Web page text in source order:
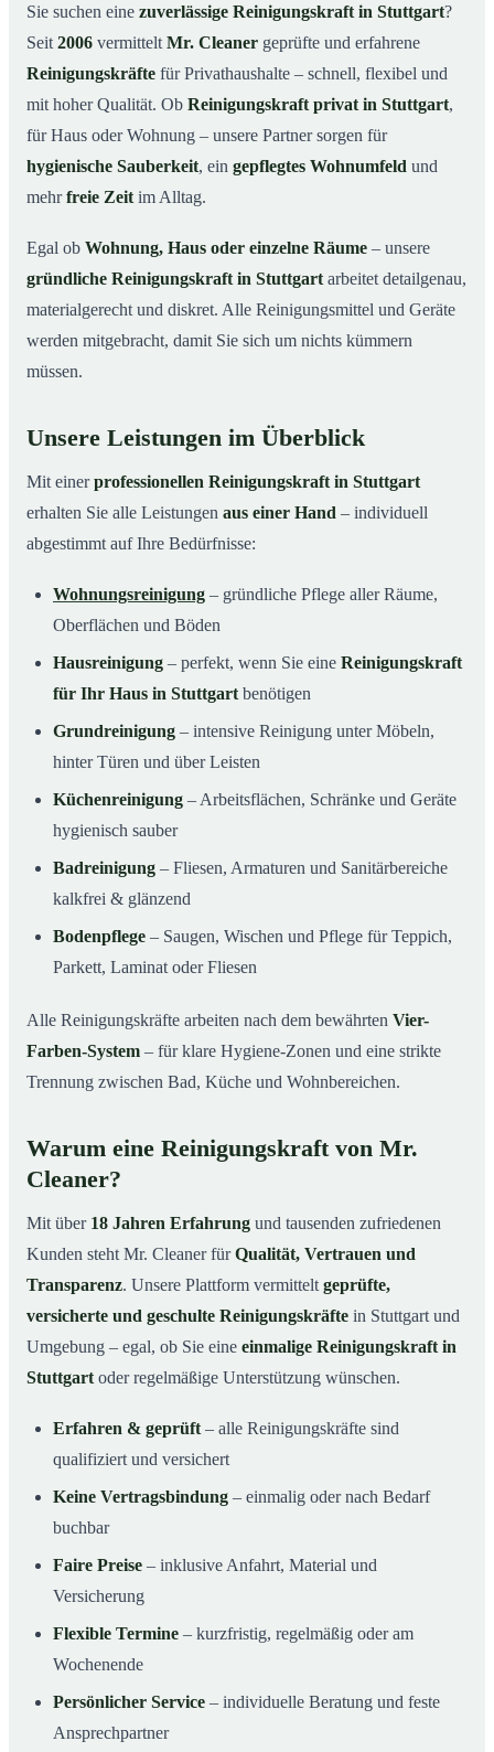
03Warum eine Reinigungskraft von Mr. Cleaner?
04So läuft die Buchung einer Reinigungskraft ab
05Typische Anlässe für eine Reinigungskraft
07Jetzt Reinigungskraft buchen
08So einfach buchen Sie eine Reinigungskraft in
Sie suchen eine zuverlässige Reinigungskraft in Stuttgart?
Seit 2006 vermittelt Mr. Cleaner geprüfte und erfahrene
Reinigungskräfte für Privathaushalte – schnell, flexibel und
mit hoher Qualität. Ob Reinigungskraft privat in Stuttgart,
für Haus oder Wohnung – unsere Partner sorgen für
hygienische Sauberkeit, ein gepflegtes Wohnumfeld und
mehrfreie Zeit im Alltag.
Egal ob Wohnung, Haus oder einzelne Räume – unsere
gründliche Reinigungskraft in Stuttgart arbeitet detailgenau,
materialgerecht und diskret. Alle Reinigungsmittel und Geräte
werden mitgebracht, damit Sie sich um nichts kümmern
müssen.
Unsere Leistungen im Überblick
Mit einerprofessionellen Reinigungskraft in Stuttgart
erhalten Sie alle Leistungen aus einer Hand – individuell
abgestimmt auf Ihre Bedürfnisse:
Wohnungsreinigung – gründliche Pflege aller Räume,
Oberflächen und Böden
Hausreinigung – perfekt, wenn Sie eine Reinigungskraft
für Ihr Haus in Stuttgart benötigen
Grundreinigung – intensive Reinigung unter Möbeln,
hinter Türen und über Leisten
Küchenreinigung – Arbeitsflächen, Schränke und Geräte
hygienisch sauber
Badreinigung – Fliesen, Armaturen und Sanitärbereiche
kalkfrei & glänzend
Bodenpflege – Saugen, Wischen und Pflege für Teppich,
Parkett, Laminat oder Fliesen
Alle Reinigungskräfte arbeiten nach dem bewährten Vier-
Farben-System – für klare Hygiene-Zonen und eine strikte
Trennung zwischen Bad, Küche und Wohnbereichen.
Warum eine Reinigungskraft von Mr.
Cleaner?
Mit über 18 Jahren Erfahrung und tausenden zufriedenen
Kunden steht Mr. Cleaner fürQualität, Vertrauen und
Transparenz. Unsere Plattform vermittelt geprüfte,
versicherte und geschulte Reinigungskräfte in Stuttgart und
Umgebung – egal, ob Sie eine einmalige Reinigungskraft in
Stuttgart oder regelmäßige Unterstützung wünschen.
Erfahren & geprüft – alle Reinigungskräfte sind
qualifiziert und versichert
Keine Vertragsbindung – einmalig oder nach Bedarf
buchbar
Faire Preise – inklusive Anfahrt, Material und
Versicherung
Flexible Termine – kurzfristig, regelmäßig oder am
Wochenende
Persönlicher Service – individuelle Beratung und feste
Ansprechpartner